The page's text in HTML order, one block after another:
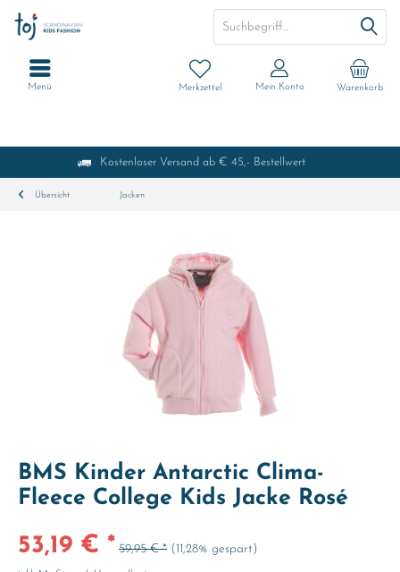
Kostenloser Versand ab € 45,- Bestellwert
Warenkorb
Merkzettel Mein Konto
Menü
Übersicht Jacken
BMS Kinder Antarctic Clima-
Fleece College Kids Jacke Rosé
53,19 € * 59,95 € * (11,28% gespart)